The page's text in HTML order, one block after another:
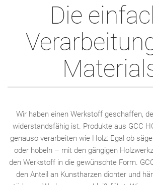
Die
Wir haben einen Werkstoff geschaffen,
widerstandsfähig ist. Produkte aus GCC
genauso verarbeiten wie Holz: Egal ob
oder hobeln – mit den gängigen
den Werkstoff in die gewünschte Form.
den Anteil an Kunstharzen dichter und